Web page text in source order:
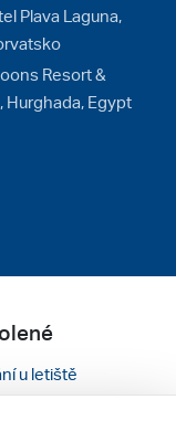
Plava Laguna,
Resort &
Hurghada, Egypt
u letiště